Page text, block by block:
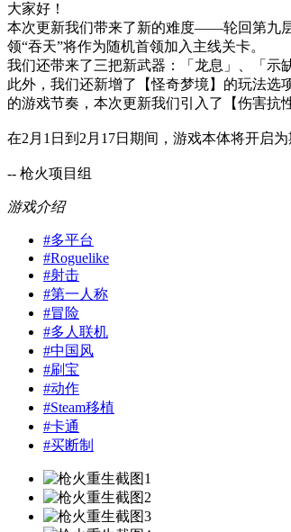
大家好！
本次更新我们带来了新的难度——轮回第九
领“吞天”将作为随机首领加入主线关卡。
我们还带来了三把新武器：「龙息」、「示
此外，我们还新增了【怪奇梦境】的玩法选
的游戏节奏，本次更新我们引入了【伤害抗
在2月1日到2月17日期间，游戏本体将开启
-- 枪火项目组
游戏介绍
#多平台
#Roguelike
#射击
#第一人称
#冒险
#多人联机
#中国风
#刷宝
#动作
#Steam移植
#卡通
#买断制